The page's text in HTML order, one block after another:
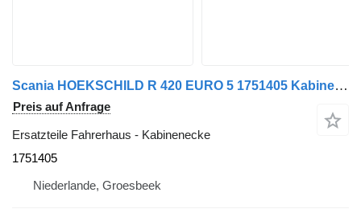
Scania HOEKSCHILD R 420 EURO 5 1751405 Kabinenecke für LKW
Preis auf Anfrage
Ersatzteile Fahrerhaus - Kabinenecke
1751405
Niederlande, Groesbeek